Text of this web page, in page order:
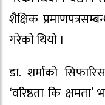
शैक्षिक
गरेको थियो ।
डा. शर्माको
‘वरिष्ठता कि